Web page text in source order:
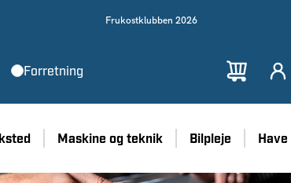
Frukostklubben 2026
Forretning
Maskine og teknik Bilpleje Have